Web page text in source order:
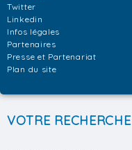
Twitter
Linkedin
Infos légales
Partenaires
Presse et Partenariat
Plan du site
VOTRE